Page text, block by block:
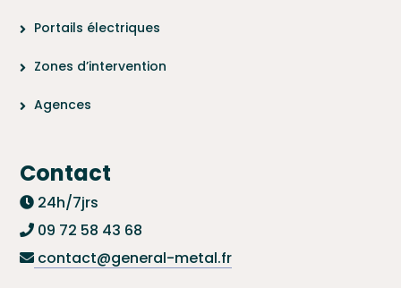
Portails électriques
Zones d’intervention
Agences
Contact
24h/7jrs
09 72 58 43 68
contact@general-metal.fr